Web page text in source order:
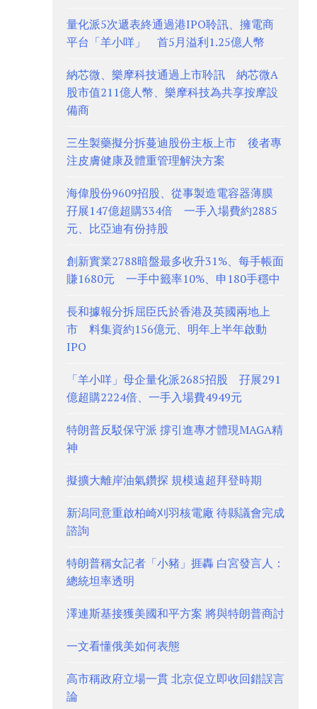
量化派5次遞表終通過港IPO聆訊、擁電商
平台「羊小咩」 首5月溢利1.25億人幣
納芯微、樂摩科技通過上市聆訊 納芯微A
股市值211億人幣、樂摩科技為共享按摩設
備商
三生製藥擬分拆蔓迪股份主板上市 後者專
注皮膚健康及體重管理解決方案
海偉股份9609招股、從事製造電容器薄膜
孖展147億超購334倍 一手入場費約2885
元、比亞迪有份持股
創新實業2788暗盤最多收升31%、每手帳面
賺1680元 一手中籤率10%、申180手穩中
長和據報分拆屈臣氏於香港及英國兩地上
市 料集資約156億元、明年上半年啟動
IPO
「羊小咩」母企量化派2685招股 孖展291
億超購2224倍、一手入場費4949元
特朗普反駁保守派 撐引進專才體現MAGA精
神
擬擴大離岸油氣鑽探 規模遠超拜登時期
新潟同意重啟柏崎刈羽核電廠 待縣議會完成
諮詢
特朗普稱女記者「小豬」捱轟 白宮發言人：
總統坦率透明
澤連斯基接獲美國和平方案 將與特朗普商討
一文看懂俄美如何表態
高市稱政府立場一貫 北京促立即收回錯誤言
論